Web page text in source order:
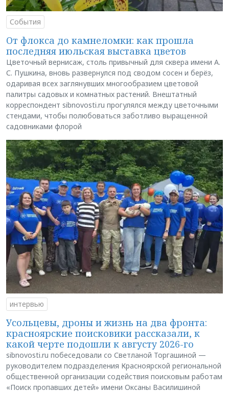
События
От флокса до камнеломки: как прошла
последняя июльская выставка цветов
Цветочный вернисаж, столь привычный для сквера имени А.
С. Пушкина, вновь развернулся под сводом сосен и берёз,
одаривая всех заглянувших многообразием цветовой
палитры садовых и комнатных растений. Внештатный
корреспондент sibnovosti.ru прогулялся между цветочными
стендами, чтобы полюбоваться заботливо выращенной
садовниками флорой
интервью
Усольцевы, дроны и жизнь на два фронта:
красноярские поисковики рассказали, к
какой черте подошли к августу 2026-го
sibnovosti.ru побеседовали со Светланой Торгашиной —
руководителем подразделения Красноярской региональной
общественной организации содействия поисковым работам
«Поиск пропавших детей» имени Оксаны Василишиной